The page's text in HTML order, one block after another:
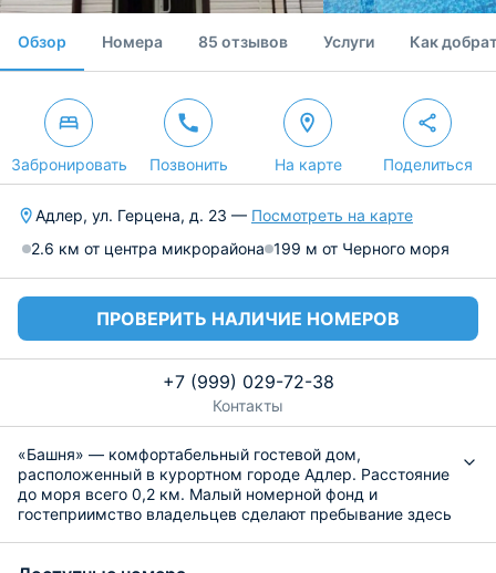
Обзор Номера 85 отзывов Услуги Как
Забронировать Позвонить На карте Поделиться
Адлер, ул. Герцена, д. 23 — Посмотреть на карте
2.6 км от центра микрорайона 199 м от Черного моря
ПРОВЕРИТЬ НАЛИЧИЕ НОМЕРОВ
+7 (999) 029-72-38
Контакты
«Башня» — комфортабельный гостевой дом,
расположенный в курортном городе Адлер. Расстояние
до моря всего 0,2 км. Малый номерной фонд и
гостеприимство владельцев сделают пребывание здесь